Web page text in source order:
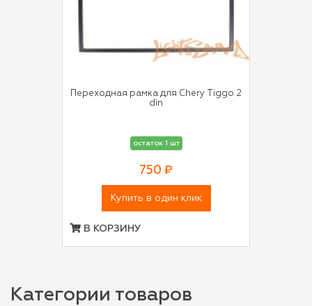
Переходная рамка для Chery Tiggo 2
din
остаток 1 шт
750 ₽
Купить в один клик
В КОРЗИНУ
Категории товаров